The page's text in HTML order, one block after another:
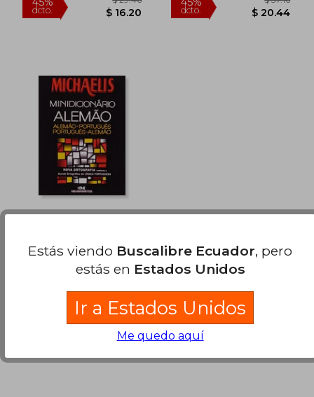
45%
dcto.
Alemão (en
Portugués)
Alfred Josef Keller
Melhoramentos, Tapa
Blanda, Nuevo
Estás viendo Buscalibre Ecuador, pero
estás en Estados Unidos
Ir a Estados Unidos
Me quedo aquí